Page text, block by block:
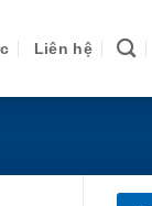
Liên hệ